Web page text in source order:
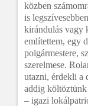
közben
is
kirándulás vagy
említettem, egy
polgármestere,
szerelmese.
utazni, érdekli a
addig
– igazi